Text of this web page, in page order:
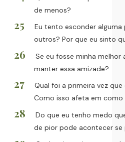
de menos?
Eu tento esconder
outros? Por que eu sinto
Se eu fosse minha melhor
manter essa amizade?
Qual foi a primeira vez
Como isso afeta em como
Do que eu tenho medo
de pior pode acontecer se